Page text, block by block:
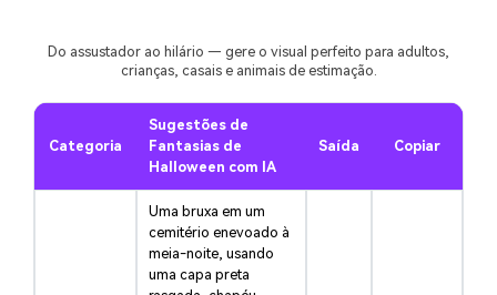
Do assustador ao hilário — gere o visual perfeito para adultos,
crianças, casais e animais de estimação.
Categoria
Sugestões de
Fantasias de
Halloween com IA
Saída Copiar
Uma bruxa em um
cemitério enevoado à
meia-noite, usando
uma capa preta